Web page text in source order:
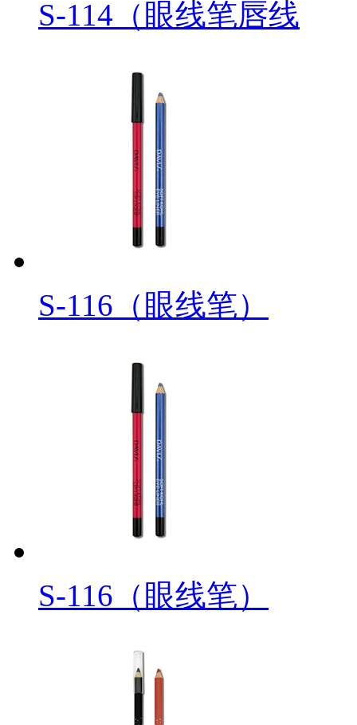
S-114（眼线笔唇线
S-116（眼线笔）
S-116（眼线笔）